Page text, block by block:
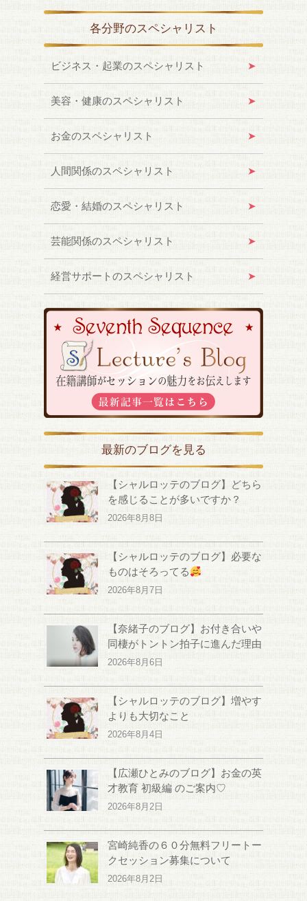
各分野のスペシャリスト
ビジネス・起業のスペシャリスト
美容・健康のスペシャリスト
お金のスペシャリスト
人間関係のスペシャリスト
恋愛・結婚のスペシャリスト
芸能関係のスペシャリスト
経営サポートのスペシャリスト
最新のブログを見る
【シャルロッテのブログ】どちら
を感じることが多いですか？
2026年8月8日
【シャルロッテのブログ】必要な
ものはそろってる
2026年8月7日
【奈緒子のブログ】お付き合いや
同棲がトントン拍子に進んだ理由
2026年8月6日
【シャルロッテのブログ】増やす
よりも大切なこと
2026年8月4日
【広瀬ひとみのブログ】お金の英
才教育 初級編 のご案内♡
2026年8月2日
宮崎純香の６０分無料フリートー
クセッション募集について
2026年8月2日